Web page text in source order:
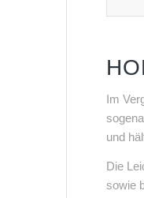
Im
und
Die
sowie